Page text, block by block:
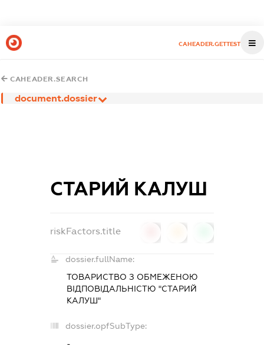
CAHEADER.GETTEST
CAHEADER.SEARCH
document.dossier
СТАРИЙ КАЛУШ
riskFactors.title
dossier.fullName:
ТОВАРИСТВО З ОБМЕЖЕНОЮ
ВІДПОВІДАЛЬНІСТЮ "СТАРИЙ
КАЛУШ"
dossier.opfSubType:
-